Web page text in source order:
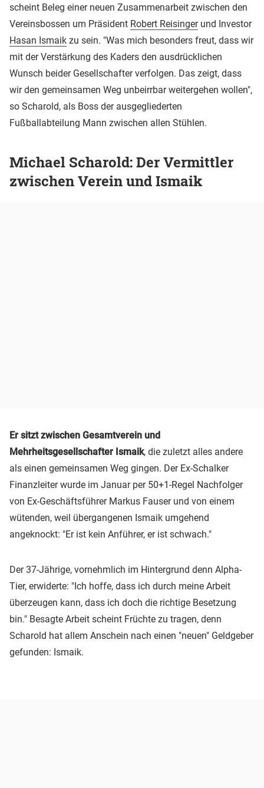
scheint Beleg einer neuen Zusammenarbeit zwischen den
Vereinsbossen um Präsident Robert Reisingerund Investor
Hasan Ismaik zu sein. "Was mich besonders freut, dass wir
mit der Verstärkung des Kaders den ausdrücklichen
Wunsch beider Gesellschafter verfolgen. Das zeigt, dass
wir den gemeinsamen Weg unbeirrbar weitergehen wollen",
so Scharold, als Boss der ausgegliederten
Fußballabteilung Mann zwischen allen Stühlen.
Michael Scharold: Der Vermittler
zwischen Verein und Ismaik
Er sitzt zwischen Gesamtverein und
Mehrheitsgesellschafter Ismaik, die zuletzt alles andere
als einen gemeinsamen Weg gingen. Der Ex-Schalker
Finanzleiter wurde im Januar per 50+1-Regel Nachfolger
von Ex-Geschäftsführer Markus Fauser und von einem
wütenden, weil übergangenen Ismaik umgehend
angeknockt: "Er ist kein Anführer, er ist schwach."
Der 37-Jährige, vornehmlich im Hintergrund denn Alpha-
Tier, erwiderte: "Ich hoffe, dass ich durch meine Arbeit
überzeugen kann, dass ich doch die richtige Besetzung
bin." Besagte Arbeit scheint Früchte zu tragen, denn
Scharold hat allem Anschein nach einen "neuen" Geldgeber
gefunden: Ismaik.